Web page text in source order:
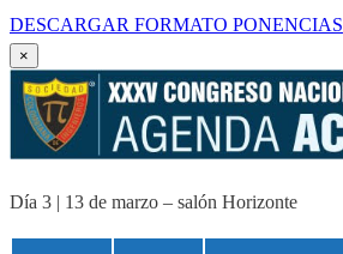
DESCARGAR FORMATO PONENCIAS
×
Día 3 | 13 de marzo – salón Horizonte